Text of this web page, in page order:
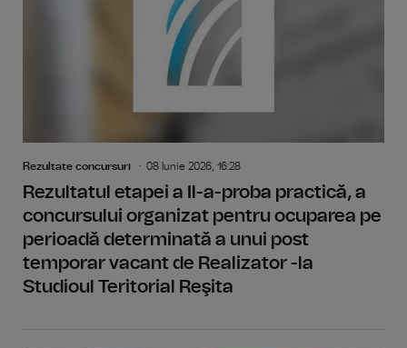
Rezultate concursuri 08 Iunie 2026, 16:28
Rezultatul etapei a Il-a-proba practică, a
concursului organizat pentru ocuparea pe
perioadă determinată a unui post
temporar vacant de Realizator -la
Studioul Teritorial Reşita